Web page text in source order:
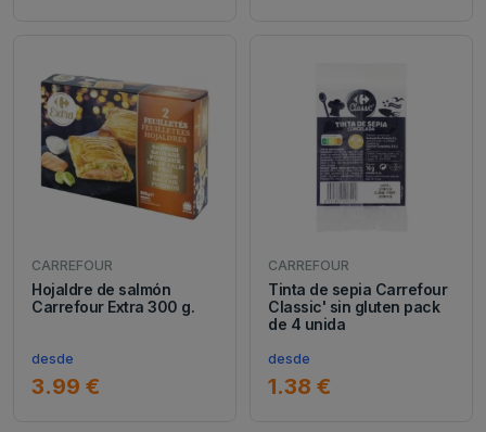
CARREFOUR
Hojaldre de salmón
Carrefour Extra 300 g.
desde
3.99 €
CARREFOUR
Tinta de sepia Carrefour
Classic' sin gluten pack
de 4 unida
desde
1.38 €